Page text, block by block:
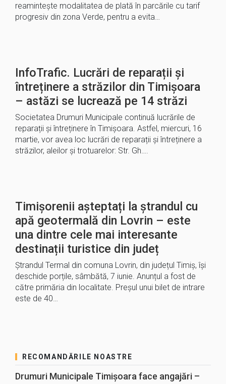
reamintește modalitatea de plată în parcările cu tarif
progresiv din zona Verde, pentru a evita…
InfoTrafic. Lucrări de reparații și
întreținere a străzilor din Timișoara
– astăzi se lucrează pe 14 străzi
Societatea Drumuri Municipale continuă lucrările de
reparații și întreținere în Timișoara. Astfel, miercuri, 16
martie, vor avea loc lucrări de reparații și întreținere a
străzilor, aleilor și trotuarelor: Str. Gh….
Timișorenii așteptați la ștrandul cu
apă geotermală din Lovrin – este
una dintre cele mai interesante
destinații turistice din județ
Ștrandul Termal din comuna Lovrin, din județul Timiș, își
deschide porțile, sâmbătă, 7 iunie. Anunțul a fost de
către primăria din localitate. Preșul unui bilet de intrare
este de 40…
RECOMANDĂRILE NOASTRE
Drumuri Municipale Timișoara face angajări –